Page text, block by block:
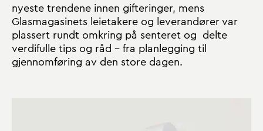
nyeste trendene innen gifteringer, mens
Glasmagasinets leietakere og leverandører var
plassert rundt omkring på senteret og delte
verdifulle tips og råd – fra planlegging til
gjennomføring av den store dagen.